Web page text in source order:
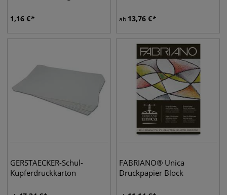
1,16 € ab 13,76 €
GERSTAECKER-Schul-
Kupferdruckkarton
FABRIANO® Unica
Druckpapier Block